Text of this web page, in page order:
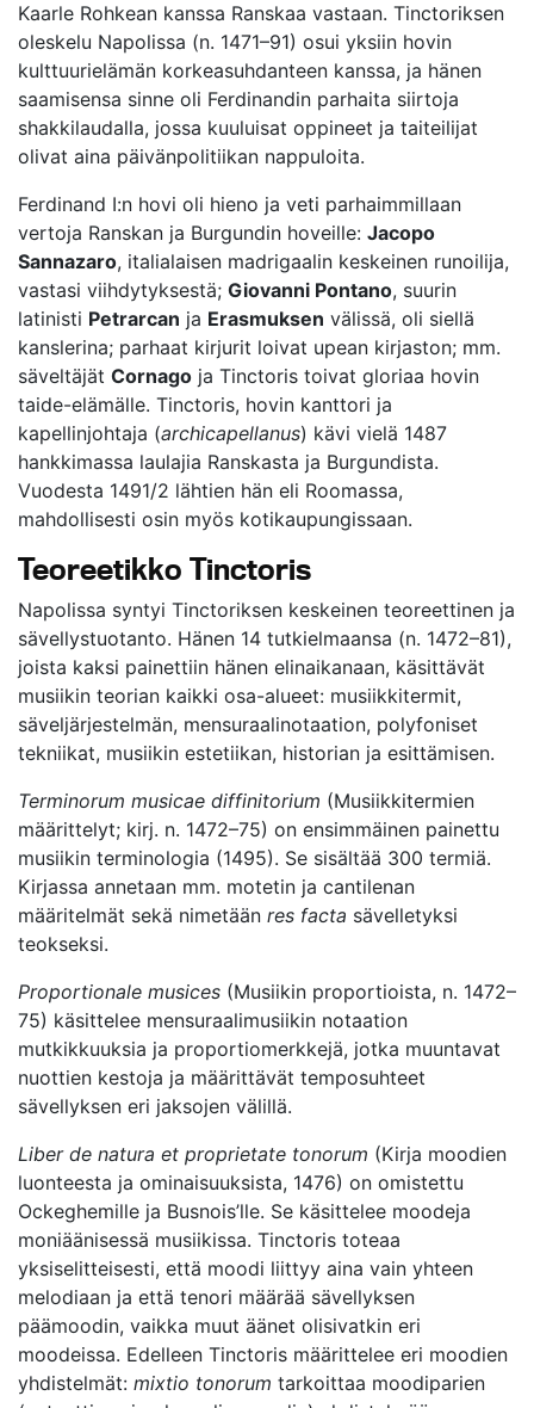
Kaarle Rohkean kanssa Ranskaa vastaan. Tinctoriksen
oleskelu Napolissa (n. 1471–91) osui yksiin hovin
kulttuurielämän korkeasuhdanteen kanssa, ja hänen
saamisensa sinne oli Ferdinandin parhaita siirtoja
shakkilaudalla, jossa kuuluisat oppineet ja taiteilijat
olivat aina päivänpolitiikan nappuloita.
Ferdinand I:n hovi oli hieno ja veti parhaimmillaan
vertoja Ranskan ja Burgundin hoveille: Jacopo
Sannazaro, italialaisen madrigaalin keskeinen runoilija,
vastasi viihdytyksestä; Giovanni Pontano, suurin
latinisti Petrarcan ja Erasmuksen välissä, oli siellä
kanslerina; parhaat kirjurit loivat upean kirjaston; mm.
säveltäjät Cornago ja Tinctoris toivat gloriaa hovin
taide-elämälle. Tinctoris, hovin kanttori ja
kapellinjohtaja (archicapellanus) kävi vielä 1487
hankkimassa laulajia Ranskasta ja Burgundista.
Vuodesta 1491/2 lähtien hän eli Roomassa,
mahdollisesti osin myös kotikaupungissaan.
Teoreetikko Tinctoris
Napolissa syntyi Tinctoriksen keskeinen teoreettinen ja
sävellystuotanto. Hänen 14 tutkielmaansa (n. 1472–81),
joista kaksi painettiin hänen elinaikanaan, käsittävät
musiikin teorian kaikki osa-alueet: musiikkitermit,
säveljärjestelmän, mensuraalinotaation, polyfoniset
tekniikat, musiikin estetiikan, historian ja esittämisen.
Terminorum musicae diffinitorium (Musiikkitermien
määrittelyt; kirj. n. 1472–75) on ensimmäinen painettu
musiikin terminologia (1495). Se sisältää 300 termiä.
Kirjassa annetaan mm. motetin ja cantilenan
määritelmät sekä nimetään res facta sävelletyksi
teokseksi.
Proportionale musices (Musiikin proportioista, n. 1472–
75) käsittelee mensuraalimusiikin notaation
mutkikkuuksia ja proportiomerkkejä, jotka muuntavat
nuottien kestoja ja määrittävät temposuhteet
sävellyksen eri jaksojen välillä.
Liber de natura et proprietate tonorum (Kirja moodien
luonteesta ja ominaisuuksista, 1476) on omistettu
Ockeghemille ja Busnois’lle. Se käsittelee moodeja
moniäänisessä musiikissa. Tinctoris toteaa
yksiselitteisesti, että moodi liittyy aina vain yhteen
melodiaan ja että tenori määrää sävellyksen
päämoodin, vaikka muut äänet olisivatkin eri
moodeissa. Edelleen Tinctoris määrittelee eri moodien
yhdistelmät: mixtio tonorum tarkoittaa moodiparien